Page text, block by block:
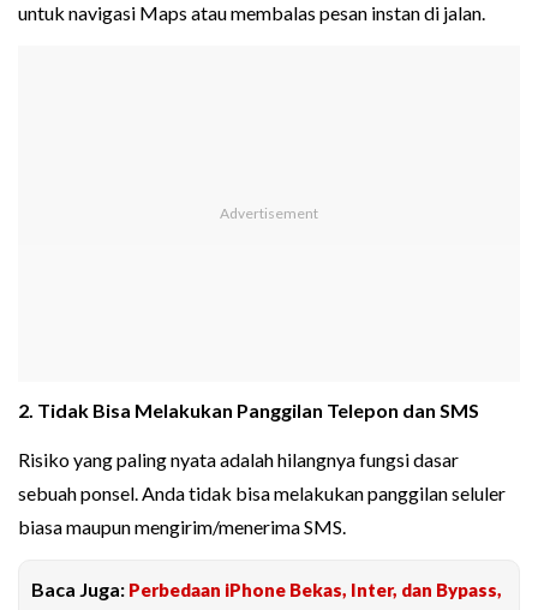
untuk navigasi Maps atau membalas pesan instan di jalan.
2. Tidak Bisa Melakukan Panggilan Telepon dan SMS
Risiko yang paling nyata adalah hilangnya fungsi dasar
sebuah ponsel. Anda tidak bisa melakukan panggilan seluler
biasa maupun mengirim/menerima SMS.
Baca Juga: Perbedaan iPhone Bekas, Inter, dan Bypass,